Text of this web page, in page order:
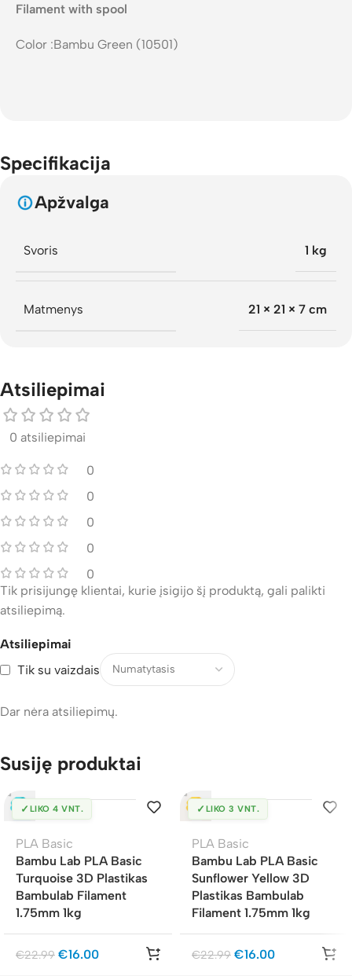
Filament with spool
Color :Bambu Green (10501)
Specifikacija
Apžvalga
Svoris 1 kg
Matmenys 21 × 21 × 7 cm
Atsiliepimai
0 atsiliepimai
0
0
0
0
0
Atsiliepimai
Tik su vaizdais
Dar nėra atsiliepimų.
Tik prisijungę klientai, kurie įsigijo šį produktą, gali palikti
atsiliepimą.
Susiję produktai
✓ LIKO 4 VNT.
PLA Basic
Bambu Lab PLA Basic
Turquoise 3D Plastikas
Bambulab Filament
1.75mm 1kg
€22.99 €16.00
✓ LIKO 3 VNT.
PLA Basic
Bambu Lab PLA Basic
Sunflower Yellow 3D
Plastikas Bambulab
Filament 1.75mm 1kg
€22.99 €16.00